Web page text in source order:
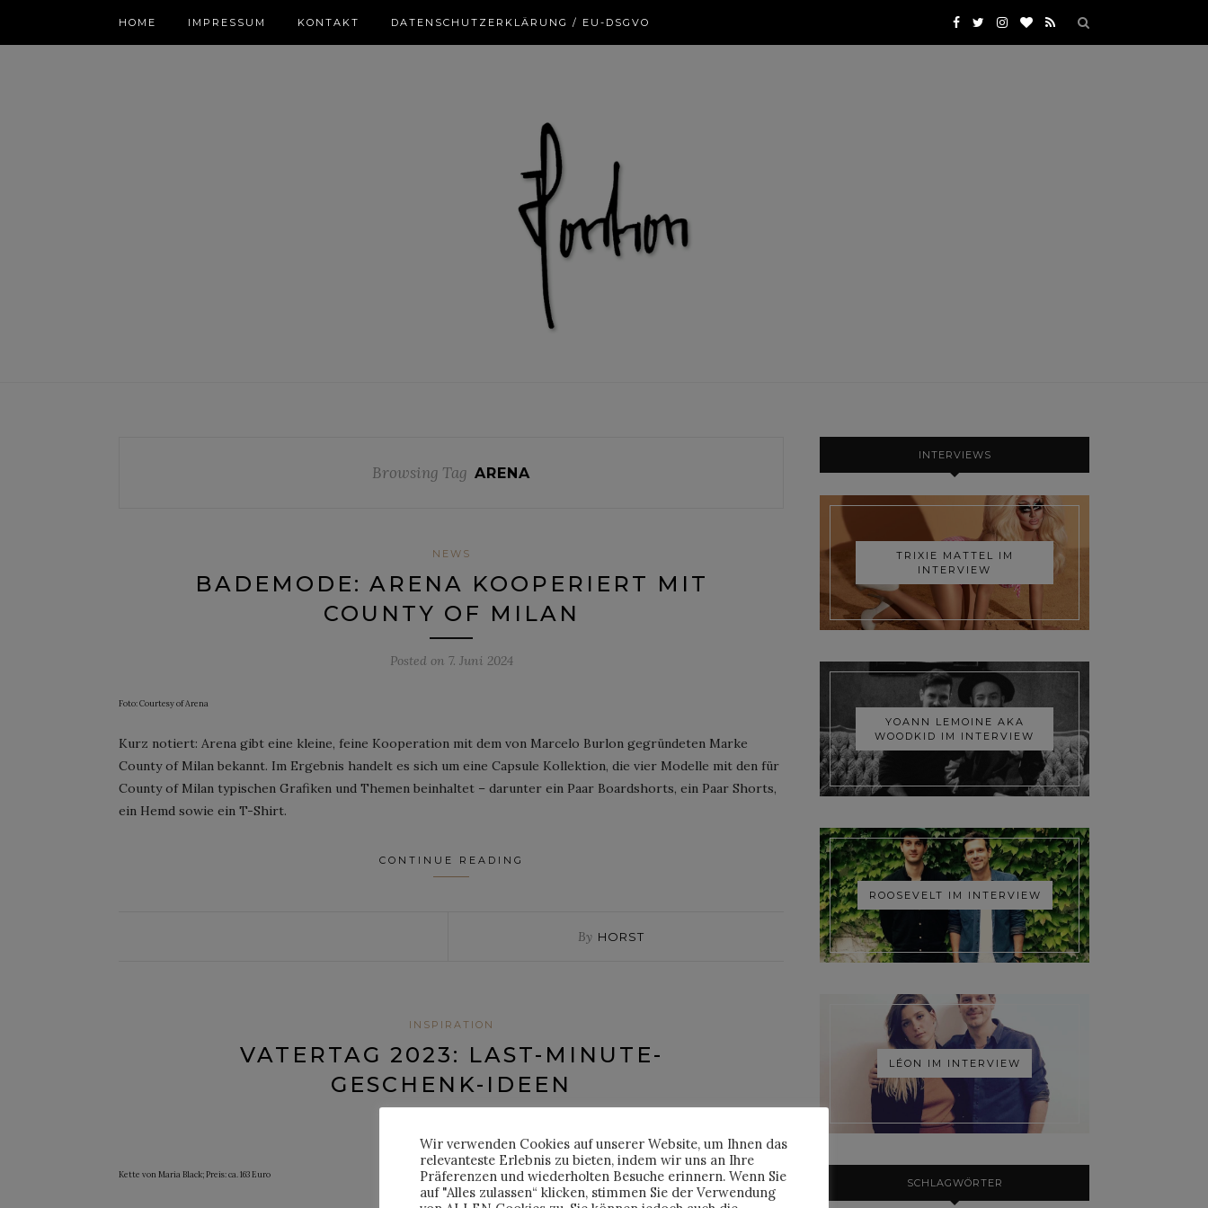
HOME IMPRESSUM KONTAKT DATENSCHUTZERKLÄRUNG / EU-DSGVO
Browsing Tag ARENA
NEWS
BADEMODE: ARENA KOOPERIERT MIT
COUNTY OF MILAN
Posted on 7. Juni 2024
Foto: Courtesy of Arena
Kurz notiert: Arena gibt eine kleine, feine Kooperation mit dem von Marcelo Burlon gegründeten Marke
County of Milan bekannt. Im Ergebnis handelt es sich um eine Capsule Kollektion, die vier Modelle mit den für
County of Milan typischen Grafiken und Themen beinhaltet – darunter ein Paar Boardshorts, ein Paar Shorts,
ein Hemd sowie ein T-Shirt.
CONTINUE READING
By HORST
INSPIRATION
VATERTAG 2023: LAST-MINUTE-
GESCHENK-IDEEN
Kette von Maria Black; Preis: ca. 163 Euro
INTERVIEWS
TRIXIE MATTEL IM
INTERVIEW
YOANN LEMOINE AKA
WOODKID IM INTERVIEW
ROOSEVELT IM INTERVIEW
LÉON IM INTERVIEW
SCHLAGWÖRTER
Wir verwenden Cookies auf unserer Website, um Ihnen das
relevanteste Erlebnis zu bieten, indem wir uns an Ihre
Präferenzen und wiederholten Besuche erinnern. Wenn Sie
auf "Alles zulassen“ klicken, stimmen Sie der Verwendung